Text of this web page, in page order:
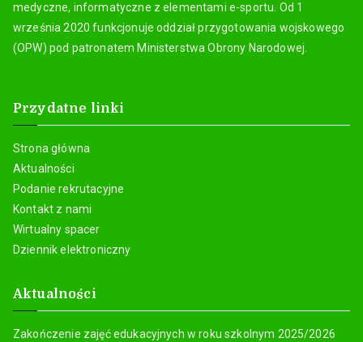
medyczne, informatyczne z elementami e-sportu. Od 1
września 2020 funkcjonuje oddział przygotowania wojskowego
(OPW) pod patronatem Ministerstwa Obrony Narodowej.
Przydatne linki
Strona główna
Aktualności
Podanie rekrutacyjne
Kontakt z nami
Wirtualny spacer
Dziennik elektroniczny
Aktualności
Zakończenie zajęć edukacyjnych w roku szkolnym 2025/2026